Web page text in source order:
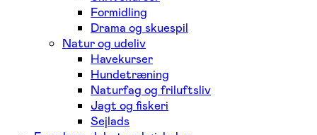
Formidling
Drama og skuespil
Natur og udeliv
Havekurser
Hundetræning
Naturfag og friluftsliv
Jagt og fiskeri
Sejlads